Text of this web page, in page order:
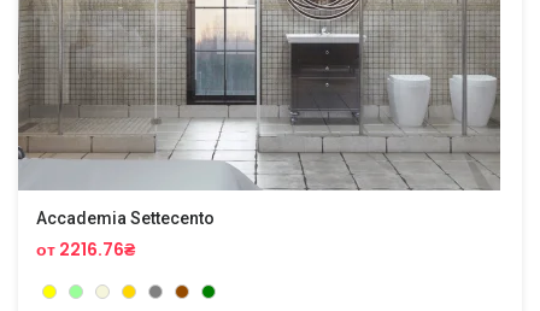
Accademia Settecento
от 2216.76₴